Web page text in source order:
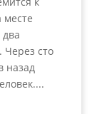
Через сто
назад